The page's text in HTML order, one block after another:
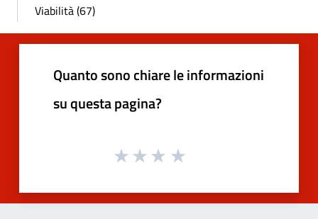
Viabilità (67)
Quanto sono chiare le informazioni
su questa pagina?